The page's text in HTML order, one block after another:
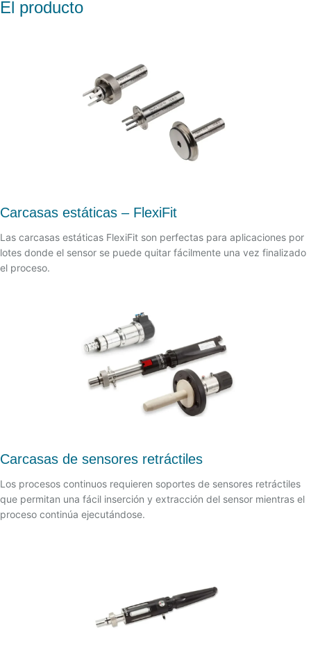
El producto
Carcasas estáticas – FlexiFit
Las carcasas estáticas FlexiFit son perfectas para aplicaciones por
lotes donde el sensor se puede quitar fácilmente una vez finalizado
el proceso.
Carcasas de sensores retráctiles
Los procesos continuos requieren soportes de sensores retráctiles
que permitan una fácil inserción y extracción del sensor mientras el
proceso continúa ejecutándose.